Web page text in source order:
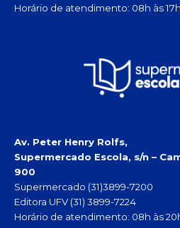
Horário de atendimento: 08h às 17h
Av. Peter Henry Rolfs,
Supermercado Escola, s/n –
900
Supermercado (31)3899-7200
Editora UFV (31) 3899-7224
Horário de atendimento: 08h às